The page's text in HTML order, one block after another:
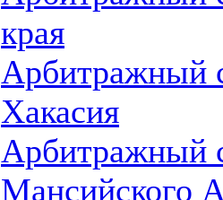
края
Арбитражный
Хакасия
Арбитражный
Мансийского